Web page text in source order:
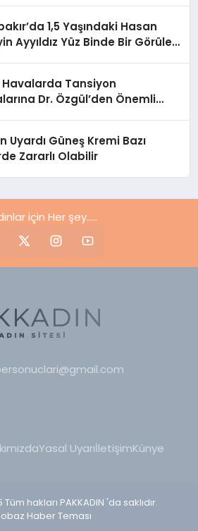
1,5 Yaşındaki Hasan
Ayyıldız Yüz Binde Bir Görülen
Havalarda Tansiyon
Dr. Özgül’den Önemli
Uyardı Güneş Kremi Bazı
Zararlı Olabilir
için Her şey.....
Yasal UyarıİletişimKünye
hakları PAKKADIN 'da saklıdır.
Haber Teması